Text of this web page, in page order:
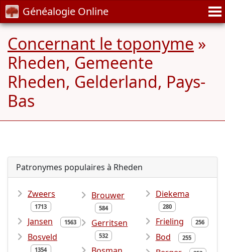
Généalogie Online
Concernant le toponyme »
Rheden, Gemeente
Rheden, Gelderland, Pays-
Bas
Patronymes populaires à Rheden
Zweers
1713
Jansen 1563
Bosveld
1354
Brouwer
584
Gerritsen
532
Diekema
280
Frieling 256
Bod 255